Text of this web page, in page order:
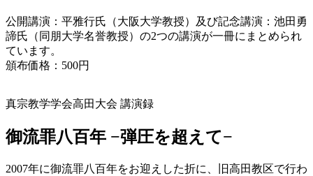
公開講演：平雅行氏（大阪大学教授）及び記念講演：池田勇
諦氏（同朋大学名誉教授）の2つの講演が一冊にまとめられ
ています。
頒布価格：500円
真宗教学学会高田大会 講演録
御流罪八百年 −弾圧を超えて−
2007年に御流罪八百年をお迎えした折に、旧高田教区で行わ